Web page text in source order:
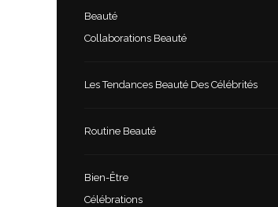
Beauté
Collaborations Beauté
Les Tendances Beauté Des Célébrités
Routine Beauté
Bien-Être
Célébrations